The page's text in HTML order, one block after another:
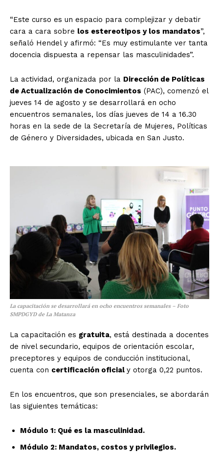
“Este curso es un espacio para complejizar y debatir
cara a cara sobre los estereotipos y los mandatos”,
señaló Hendel y afirmó: “Es muy estimulante ver tanta
docencia dispuesta a repensar las masculinidades”.
La actividad, organizada por la Dirección de Políticas
de Actualización de Conocimientos (PAC), comenzó el
jueves 14 de agosto y se desarrollará en ocho
encuentros semanales, los días jueves de 14 a 16.30
horas en la sede de la Secretaría de Mujeres, Políticas
de Género y Diversidades, ubicada en San Justo.
La capacitación se desarrollará en ocho encuentros semanales – Foto
SMPDGYD de La Matanza
La capacitación es gratuita, está destinada a docentes
de nivel secundario, equipos de orientación escolar,
preceptores y equipos de conducción institucional,
cuenta con certificación oficial y otorga 0,22 puntos.
En los encuentros, que son presenciales, se abordarán
las siguientes temáticas:
Módulo 1: Qué es la masculinidad.
Módulo 2: Mandatos, costos y privilegios.